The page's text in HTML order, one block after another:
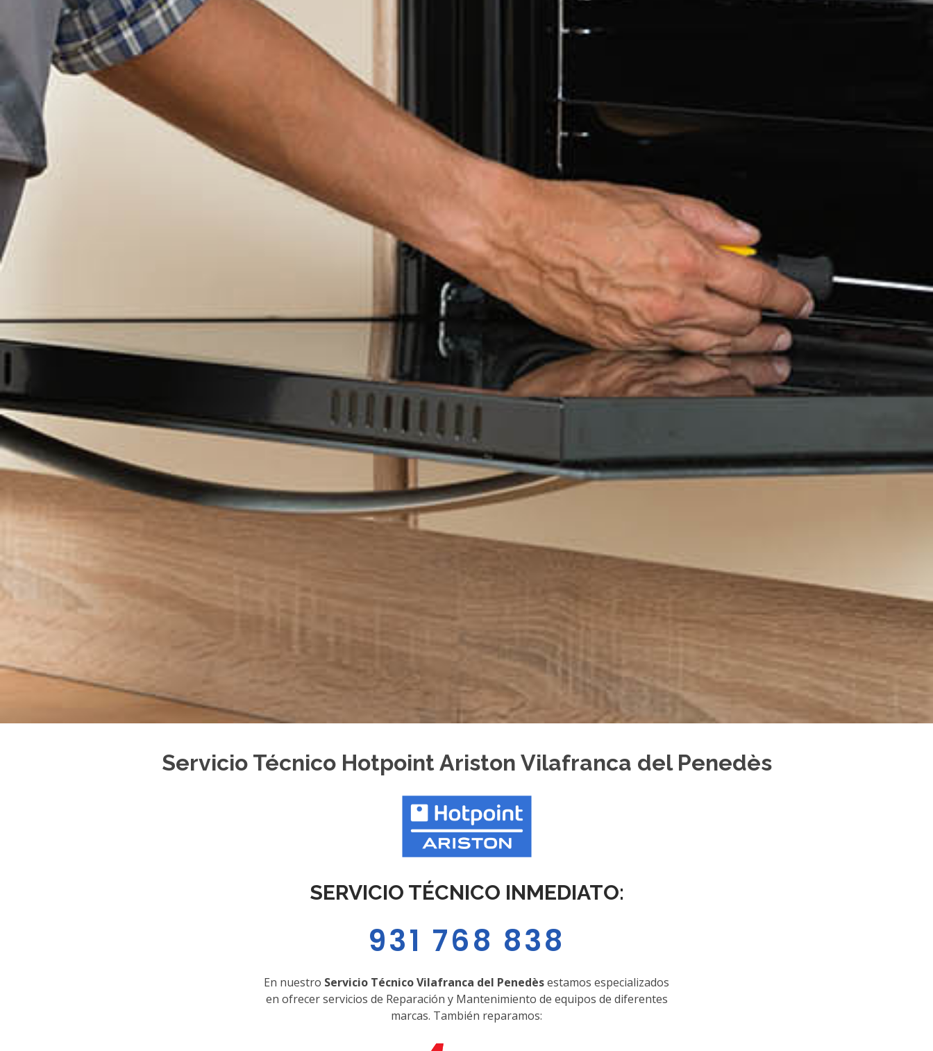
Servicio Técnico Hotpoint Ariston Vilafranca del Penedès
SERVICIO TÉCNICO INMEDIATO:
931 768 838
En nuestro Servicio Técnico Vilafranca del Penedèsestamos especializados
en ofrecer servicios de Reparación y Mantenimiento de equipos de diferentes
marcas. También reparamos: